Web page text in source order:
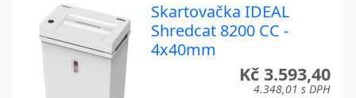
Skartovačka IDEAL
Shredcat 8200 CC -
4x40mm
Kč 3.593,40
4.348,01 s DPH